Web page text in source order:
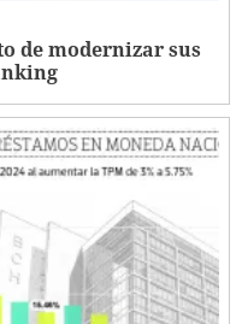
de modernizar sus